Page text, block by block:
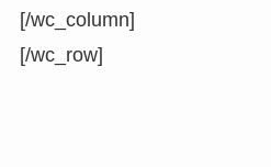
[/wc_column]
[/wc_row]